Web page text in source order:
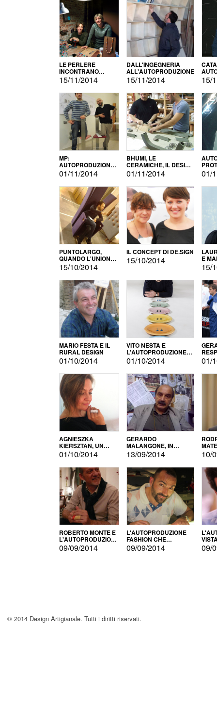
LE PERLERE
INCONTRANO
L'AUTOPRODUZIONE
15/11/2014
DALL'INGEGNERIA
ALL'AUTOPRODUZIONE
15/11/2014 15/
MP:
AUTOPRODUZIONE
E INNOVAZIONE
01/11/2014
BHUMI, LE
CERAMICHE, IL DESIGN
E L'AUTOPRODUZIONE
01/11/2014 01/
PUNTOLARGO,
QUANDO L'UNIONE
FA LA FORZA E
VINCE
15/10/2014
IL CONCEPT DI DE.SIGN
15/10/2014 E
15/
MARIO FESTA E IL
RURAL DESIGN
01/10/2014
VITO NESTA E
L'AUTOPRODUZIONE
COME RECUPERO DEI
SIMBOLI
01/10/2014 01/
AGNIESZKA
KIERSZTAN, UN
MODELLO DI
AUTOPRODUZIONE
01/10/2014
GERARDO
MALANGONE, IN
GIURIA PER IL
CONCORSO
LETTERARIO
13/09/2014 10/
ROBERTO MONTE E
L'AUTOPRODUZIONE
CON IL CENSIMENTO
09/09/2014
L'AUTOPRODUZIONE
FASHION CHE
CONQUISTA GLI USA
09/09/2014 09/
© 2014 Design Artigianale. Tutti i diritti riservati.